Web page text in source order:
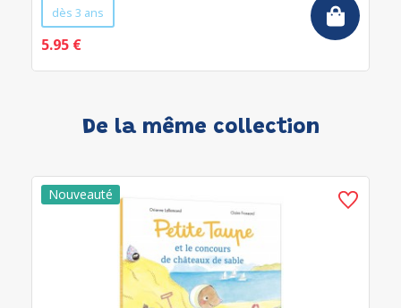
dès 3 ans
5.95 €
De la même collection